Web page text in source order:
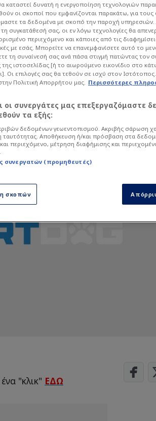
του
άντρα κρύβεται μια
βρίσκονται πίσω
Θρύλου...
"κλικ" ΕΔΩ
καταστεί δυνατή η ενεργοποίηση τεχνολογιών
οι σκοποί που εμφανίζονται παρακάτω, για τους
τα δεδομένα με σκοπό την παροχή
συγκατάθεσή σας, οι εν λόγω τεχνολογίες θα
περιεχόμενο και κάποιες από τις
με εσάς. Μπορείτε να επανεμφανίσετε αυτό το
τη συναίνεσή σας ανά πάσα στιγμή πατώντας τον
ιστοσελίδας [ή το αιωρούμενο εικονίδιο στο
Οι επιλογές σας θα τεθούν σε ισχύ στον
Πολιτική Απορρήτου μας. Περισσότερες
οι συνεργάτες μας επεξεργαζόμαστε
τα εξής:
δεδομένων γεωεντοπισμού. Ακριβής σάρωση
ταυτότητας. Αποθήκευση ή/και πρόσβαση στα
περιεχόμενο, μέτρηση διαφήμισης και
συνεργατών (προμηθευτές)
σκοπών